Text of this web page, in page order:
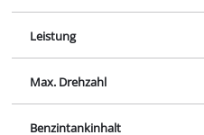
Leistung
Max. Drehzahl
Benzintankinhalt